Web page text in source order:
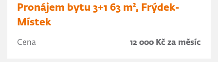
Pronájem bytu 3+1 63 m², Frýdek-
Místek
Cena 12 000 Kč za měsíc